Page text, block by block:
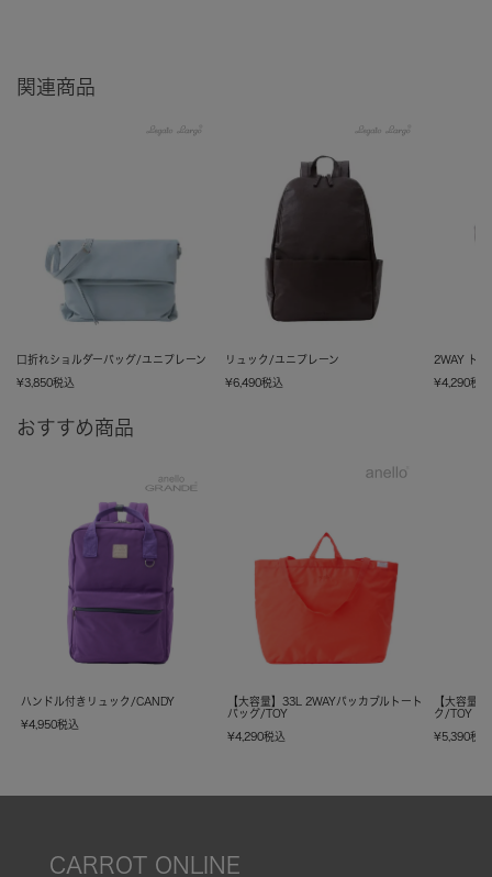
関連商品
口折れショルダーバッグ/ユニプレーン
¥3,850税込
リュック/ユニプレーン
¥6,490税込
2WAY ト
¥4,290税込
おすすめ商品
ハンドル付きリュック/CANDY
¥4,950税込
【大容量】33L 2WAYパッカブルトート
バッグ/TOY
¥4,290税込
【大容量
ク/TOY
¥5,390税込
CARROT ONLINE